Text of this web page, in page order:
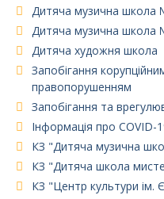
Дитяча музична школа
Дитяча музична школа
Дитяча художня школа
Запобігання
правопорушенням
Запобігання та
Інформація про COVID-
КЗ "Дитяча музична
КЗ "Дитяча школа
КЗ "Центр культури ім.